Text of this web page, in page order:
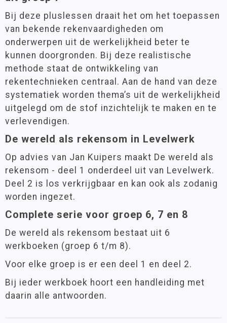
Bij deze pluslessen draait het om het toepassen
van bekende rekenvaardigheden om
onderwerpen uit de werkelijkheid beter te
kunnen doorgronden. Bij deze realistische
methode staat de ontwikkeling van
rekentechnieken centraal. Aan de hand van deze
systematiek worden thema’s uit de werkelijkheid
uitgelegd om de stof inzichtelijk te maken en te
verlevendigen.
De wereld als rekensom in Levelwerk
Op advies van Jan Kuipers maakt De wereld als
rekensom - deel 1 onderdeel uit van Levelwerk.
Deel 2 is los verkrijgbaar en kan ook als zodanig
worden ingezet.
Complete serie voor groep 6, 7 en 8
De wereld als rekensom bestaat uit 6
werkboeken (groep 6 t/m 8).
Voor elke groep is er een deel 1 en deel 2.
Bij ieder werkboek hoort een handleiding met
daarin alle antwoorden.